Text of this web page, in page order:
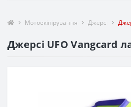
Мотоекіпірування Джерсі
Джерсі UFO Vangcard